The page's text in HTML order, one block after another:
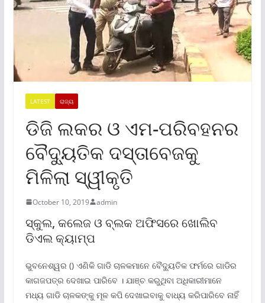
LATEST ରାଜ୍ୟ
ଡିଜି ଲକର ଓ ଏମ-ପରିବହନର
ବୈଦ୍ୟୁତିକ ଦସ୍ତାବେଜକୁ
ମିଳିଲା ସ୍ୱୀକୃତି
October 10, 2019 admin
ସ୍କୁଲ, କଲେଜ ଓ ବ୍ଲକ ଅଫିସରେ ଖୋଲିବ
ଡିଏଲ କ୍ୟାମ୍ପ
ଭୁବନେଶ୍ୱର () ଏଣିକି ଗାଡି ଚାଳକମାନେ ବୈଦ୍ୟୁତିକ ଫର୍ମରେ ଗାଡିର
କାଗଜପତ୍ର ଦେଖାଇ ପାରିବେ । ଯାଞ୍ଚ କରୁଥିବା ଅଧିକାରୀମାନେ
ମଧ୍ୟ ଗାଡି ଚାଳକଙ୍କୁ ମୂଳ କପି ଦେଖାଇବାକୁ ବାଧ୍ୟ କରିପାରିବେ ନାହିଁ